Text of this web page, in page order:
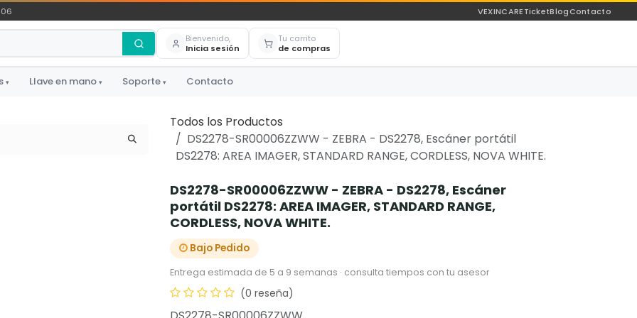
VEXINCARETicketBlogContacto
Bienvenido,
Inicia sesión
Tu carrito
de compras
▾ Llave en mano ▾ Soporte ▾ Contacto
Todos los Productos
DS2278-SR00006ZZWW - ZEBRA - DS2278, Escáner portátil
DS2278: AREA IMAGER, STANDARD RANGE, CORDLESS, NOVA WHITE.
DS2278-SR00006ZZWW - ZEBRA - DS2278, Escáner
portátil DS2278: AREA IMAGER, STANDARD RANGE,
CORDLESS, NOVA WHITE.
Bajo Pedido
Entrega estimada de 5 a 9 semanas · consulta tiempos con tu asesor
(0 reseña)